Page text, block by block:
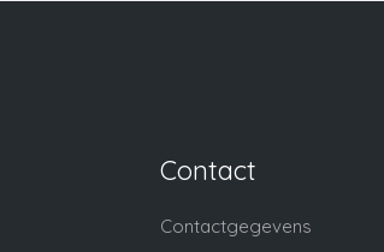
Contact
Contactgegevens